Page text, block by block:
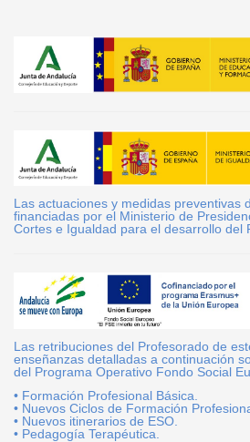
Las actuaciones y medidas preventivas
financiadas por el Ministerio de
Cortes e Igualdad para el desarrollo del
Las retribuciones del Profesorado de
enseñanzas detalladas a continuación
del Programa Operativo Fondo Social
• Formación Profesional Básica.
• Nuevos Ciclos de Formación
• Nuevos itinerarios de ESO.
• Pedagogía Terapéutica.